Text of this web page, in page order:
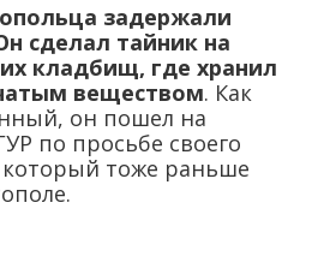
задержали
сделал тайник на
кладбищ, где хранил
веществом. Как
он пошел на
по просьбе своего
который тоже раньше